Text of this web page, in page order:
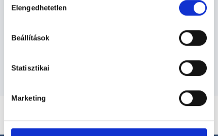
szabályzat:https://foglaljorvost.hu/info/foglaljorvost-
kiválasztása
Elengedhetetlen
Beállítások
Statisztikai
Marketing